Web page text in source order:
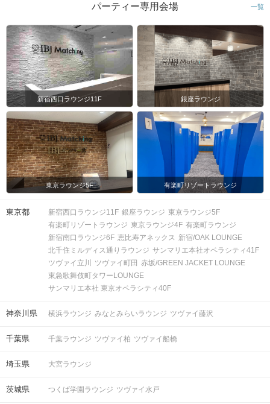
パーティー専用会場 一覧
新宿西口ラウンジ11F 銀座ラウンジ
東京ラウンジ5F 有楽町リゾートラウンジ
東京都 新宿西口ラウンジ11F 銀座ラウンジ 東京ラウンジ5F
有楽町リゾートラウンジ 東京ラウンジ4F 有楽町ラウンジ
新宿南口ラウンジ6F 恵比寿アネックス 新宿/OAK LOUNGE
北千住ミルディス通りラウンジ サンマリエ本社オペラシティ41F
ツヴァイ立川
ツヴァイ町田 赤坂/GREEN JACKET LOUNGE
東急歌舞伎町タワーLOUNGE
サンマリエ本社 東京オペラシティ40F
神奈川県 横浜ラウンジ みなとみらいラウンジ ツヴァイ藤沢
千葉県 千葉ラウンジ ツヴァイ柏 ツヴァイ船橋
埼玉県 大宮ラウンジ
茨城県 つくば学園ラウンジ ツヴァイ水戸